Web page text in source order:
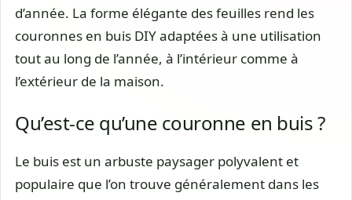
d’année. La forme élégante des feuilles rend les
couronnes en buis DIY adaptées à une utilisation
tout au long de l’année, à l’intérieur comme à
l’extérieur de la maison.
Qu’est-ce qu’une couronne en buis ?
Le buis est un arbuste paysager polyvalent et
populaire que l’on trouve généralement dans les